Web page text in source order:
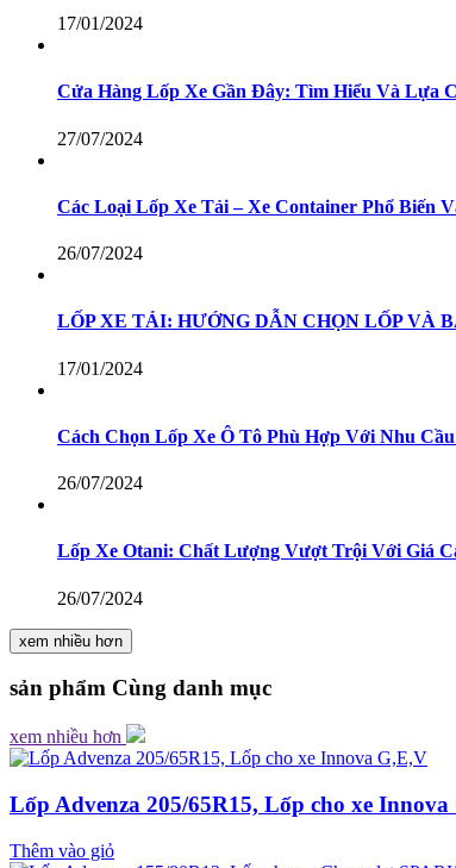
17/01/2024
Cửa Hàng Lốp Xe Gần Đây: Tìm Hiểu Và Lựa
27/07/2024
Các Loại Lốp Xe Tải – Xe Container Phổ Biến
26/07/2024
LỐP XE TẢI: HƯỚNG DẪN CHỌN LỐP VÀ
17/01/2024
Cách Chọn Lốp Xe Ô Tô Phù Hợp Với Nhu
26/07/2024
Lốp Xe Otani: Chất Lượng Vượt Trội Với Giá
26/07/2024
xem nhiều hơn
sản phẩm Cùng danh mục
xem nhiều hơn
Lốp Advenza 205/65R15, Lốp cho xe
Thêm vào giỏ